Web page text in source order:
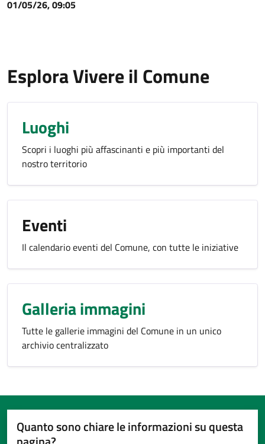
01/05/26, 09:05
Esplora Vivere il Comune
Luoghi
Scopri i luoghi più affascinanti e più importanti del
nostro territorio
Eventi
Il calendario eventi del Comune, con tutte le iniziative
Galleria immagini
Tutte le gallerie immagini del Comune in un unico
archivio centralizzato
Quanto sono chiare le informazioni su questa